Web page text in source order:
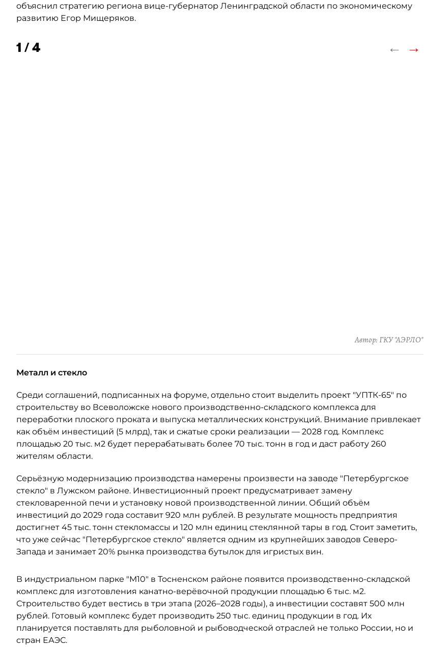
объяснил стратегию региона вице-губернатор Ленинградской области по экономическому
развитию Егор Мищеряков.
1 / 4 ← →
Автор: ГКУ "АЭРЛО"
Металл и стекло
Среди соглашений, подписанных на форуме, отдельно стоит выделить проект "УПТК-65" по
строительству во Всеволожске нового производственно-складского комплекса для
переработки плоского проката и выпуска металлических конструкций. Внимание привлекает
как объём инвестиций (5 млрд), так и сжатые сроки реализации — 2028 год. Комплекс
площадью 20 тыс. м2 будет перерабатывать более 70 тыс. тонн в год и даст работу 260
жителям области.
Серьёзную модернизацию производства намерены произвести на заводе "Петербургское
стекло" в Лужском районе. Инвестиционный проект предусматривает замену
стекловаренной печи и установку новой производственной линии. Общий объём
инвестиций до 2029 года составит 920 млн рублей. В результате мощность предприятия
достигнет 45 тыс. тонн стекломассы и 120 млн единиц стеклянной тары в год. Стоит заметить,
что уже сейчас "Петербургское стекло" является одним из крупнейших заводов Северо-
Запада и занимает 20% рынка производства бутылок для игристых вин.
В индустриальном парке "М10" в Тосненском районе появится производственно-складской
комплекс для изготовления канатно-верёвочной продукции площадью 6 тыс. м2.
Строительство будет вестись в три этапа (2026–2028 годы), а инвестиции составят 500 млн
рублей. Готовый комплекс будет производить 250 тыс. единиц продукции в год. Их
планируется поставлять для рыболовной и рыбоводческой отраслей не только России, но и
стран ЕАЭС.